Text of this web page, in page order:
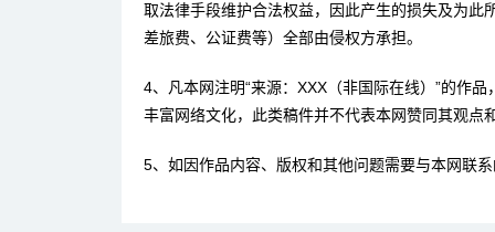
取法律手段维护合法权益，因此产生的损失及为此
差旅费、公证费等）全部由侵权方承担。
4、凡本网注明“来源：XXX（非国际在线）”的作
丰富网络文化，此类稿件并不代表本网赞同其观点
5、如因作品内容、版权和其他问题需要与本网联